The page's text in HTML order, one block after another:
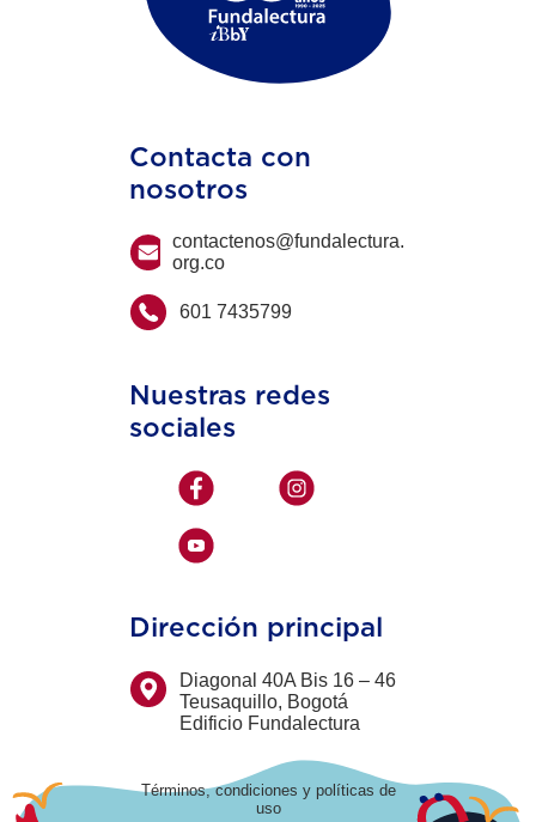
Contacta con
nosotros
contactenos@fundalectura.
org.co
601 7435799
Nuestras redes
sociales
Dirección principal
Diagonal 40A Bis 16 – 46
Teusaquillo, Bogotá
Edificio Fundalectura
Términos, condiciones y políticas de
uso